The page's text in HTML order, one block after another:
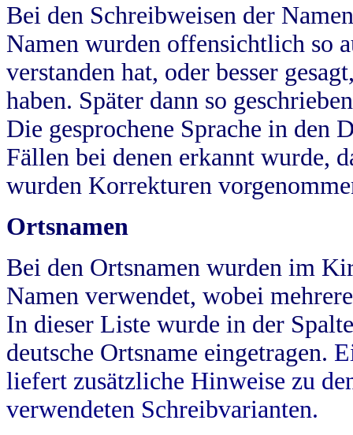
Bei den Schreibweisen der
Namen wurden offensichtlich so
verstanden hat, oder besser
haben. Später dann so
Die gesprochene Sprache in
Fällen bei denen erkannt wurde,
wurden Korrekturen
Ortsnamen
Bei den Ortsnamen wurden im
Namen verwendet, wobei
In dieser Liste wurde in der
deutsche Ortsname eingetragen.
liefert zusätzliche Hinweise zu
verwendeten Schreibvarianten.